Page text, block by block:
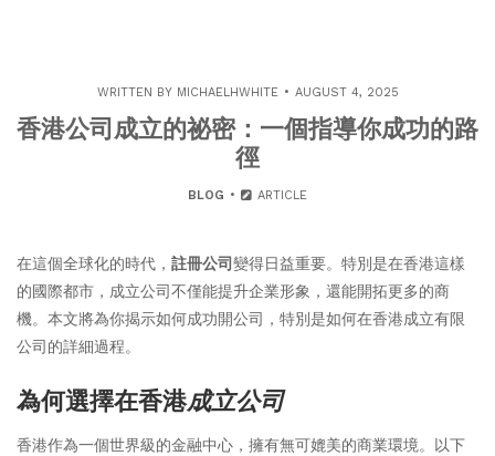
WRITTEN BY MICHAELHWHITE AUGUST 4, 2025
香港公司成立的祕密：一個指導你成功的路
徑
BLOG ARTICLE
在這個全球化的時代， 註冊公司變得日益重要。特別是在香港這樣
的國際都市，成立公司不僅能提升企業形象，還能開拓更多的商
機。本文將為你揭示如何成功開公司，特別是如何在香港成立有限
公司的詳細過程。
為何選擇在香港成立公司
香港作為一個世界級的金融中心，擁有無可媲美的商業環境。以下